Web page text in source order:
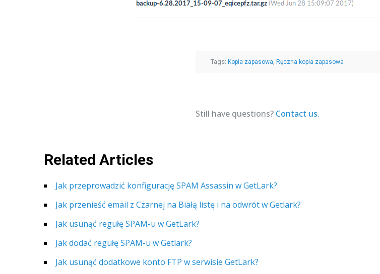
Tags: Kopia zapasowa, Ręczna kopia zapasowa
Still have questions? Contact us.
Related Articles
Jak przeprowadzić konfigurację SPAM Assassin w GetLark?
Jak przenieść email z Czarnej na Białą listę i na odwrót w Getlark?
Jak usunąć regułę SPAM-u w GetLark?
Jak dodać regułę SPAM-u w Getlark?
Jak usunąć dodatkowe konto FTP w serwisie GetLark?